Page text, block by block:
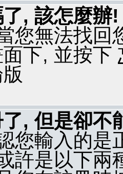
, 該怎麼辦!
您無法找回
下, 並按下
, 但是卻不
您輸入的是
許是以下兩